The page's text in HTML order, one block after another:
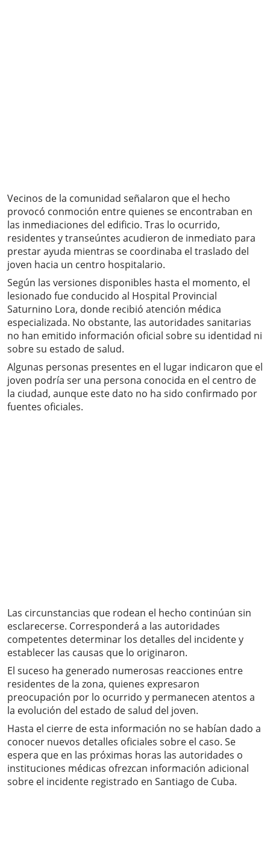
Vecinos de la comunidad señalaron que el hecho
provocó conmoción entre quienes se encontraban en
las inmediaciones del edificio. Tras lo ocurrido,
residentes y transeúntes acudieron de inmediato para
prestar ayuda mientras se coordinaba el traslado del
joven hacia un centro hospitalario.
Según las versiones disponibles hasta el momento, el
lesionado fue conducido al Hospital Provincial
Saturnino Lora, donde recibió atención médica
especializada. No obstante, las autoridades sanitarias
no han emitido información oficial sobre su identidad ni
sobre su estado de salud.
Algunas personas presentes en el lugar indicaron que el
joven podría ser una persona conocida en el centro de
la ciudad, aunque este dato no ha sido confirmado por
fuentes oficiales.
Las circunstancias que rodean el hecho continúan sin
esclarecerse. Corresponderá a las autoridades
competentes determinar los detalles del incidente y
establecer las causas que lo originaron.
El suceso ha generado numerosas reacciones entre
residentes de la zona, quienes expresaron
preocupación por lo ocurrido y permanecen atentos a
la evolución del estado de salud del joven.
Hasta el cierre de esta información no se habían dado a
conocer nuevos detalles oficiales sobre el caso. Se
espera que en las próximas horas las autoridades o
instituciones médicas ofrezcan información adicional
sobre el incidente registrado en Santiago de Cuba.